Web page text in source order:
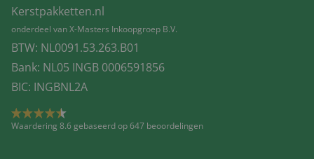
Kerstpakketten.nl
onderdeel van X-Masters Inkoopgroep B.V.
BTW: NL0091.53.263.B01
Bank: NL05 INGB 0006591856
BIC: INGBNL2A
Waardering 8.6 gebaseerd op 647 beoordelingen